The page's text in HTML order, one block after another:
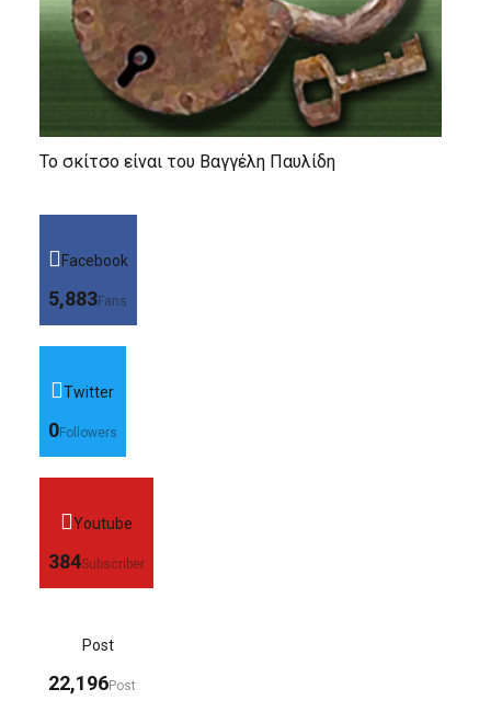
Το σκίτσο είναι του Βαγγέλη Παυλίδη
Facebook
5,883Fans
Twitter
0Followers
Youtube
384Subscriber
Post
22,196Post